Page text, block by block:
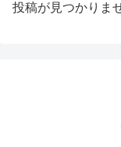
投稿が見つかりま